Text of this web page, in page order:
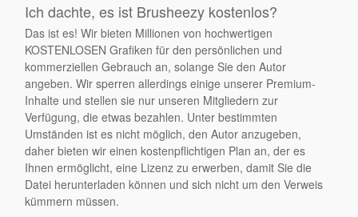
Ich dachte, es ist Brusheezy kostenlos?
Das ist es! Wir bieten Millionen von hochwertigen
KOSTENLOSEN Grafiken für den persönlichen und
kommerziellen Gebrauch an, solange Sie den Autor
angeben. Wir sperren allerdings einige unserer Premium-
Inhalte und stellen sie nur unseren Mitgliedern zur
Verfügung, die etwas bezahlen. Unter bestimmten
Umständen ist es nicht möglich, den Autor anzugeben,
daher bieten wir einen kostenpflichtigen Plan an, der es
Ihnen ermöglicht, eine Lizenz zu erwerben, damit Sie die
Datei herunterladen können und sich nicht um den Verweis
kümmern müssen.